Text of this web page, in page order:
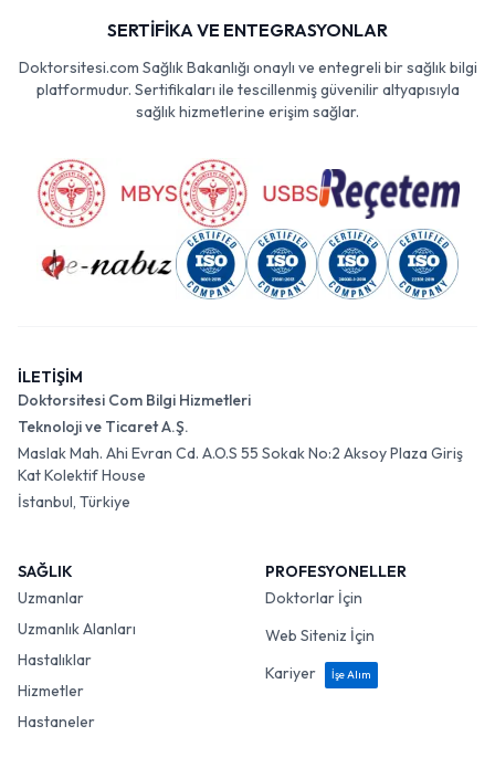
SERTİFİKA VE ENTEGRASYONLAR
Doktorsitesi.com Sağlık Bakanlığı onaylı ve entegreli bir sağlık bilgi
platformudur. Sertifikaları ile tescillenmiş güvenilir altyapısıyla
sağlık hizmetlerine erişim sağlar.
İLETİŞİM
Doktorsitesi Com Bilgi Hizmetleri
Teknoloji ve Ticaret A.Ş.
Maslak Mah. Ahi Evran Cd. A.O.S 55 Sokak No:2 Aksoy Plaza Giriş
Kat Kolektif House
İstanbul, Türkiye
SAĞLIK
Uzmanlar
Uzmanlık Alanları
Hastalıklar
Hizmetler
Hastaneler
PROFESYONELLER
Doktorlar İçin
Web Siteniz İçin
Kariyer
İşe Alım